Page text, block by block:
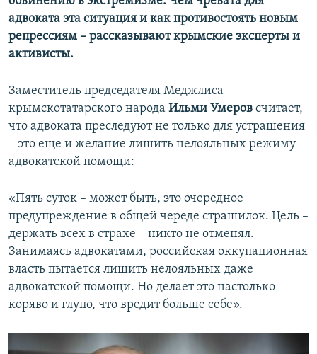
адвоката эта ситуация и как противостоять новым
репрессиям – рассказывают крымские эксперты и
активисты.
Заместитель председателя Меджлиса
крымскотатарского народа Ильми Умеров считает,
что адвоката преследуют не только для устрашения
– это еще и желание лишить нелояльных режиму
адвокатской помощи:
«Пять суток – может быть, это очередное
предупреждение в общей череде страшилок. Цель –
держать всех в страхе – никто не отменял.
Занимаясь адвокатами, российская оккупационная
власть пытается лишить нелояльных даже
адвокатской помощи. Но делает это настолько
коряво и глупо, что вредит больше себе».